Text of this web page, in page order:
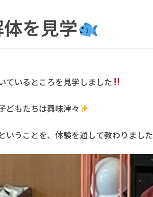
を見学
ているところを見学しました
どもたちは興味津々
いうことを、体験を通して教わりました